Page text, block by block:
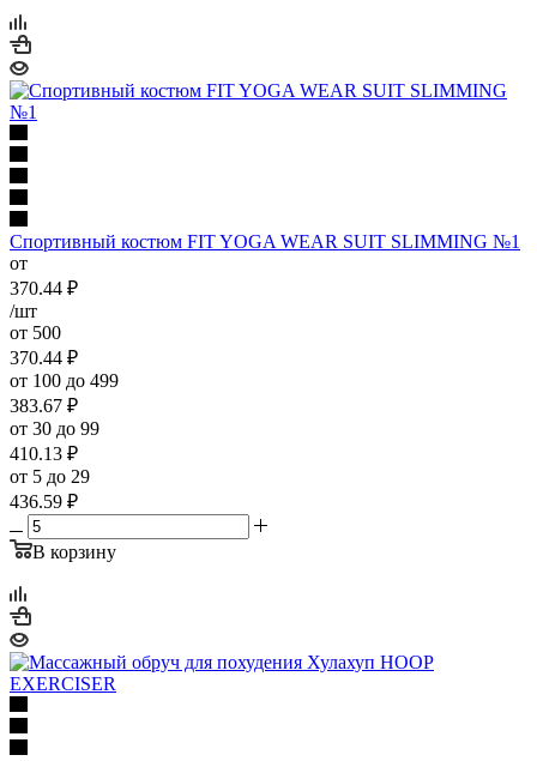
Спортивный костюм FIT YOGA WEAR SUIT SLIMMING №1
от
370.44 ₽
/шт
от 500
370.44 ₽
от 100 до 499
383.67 ₽
от 30 до 99
410.13 ₽
от 5 до 29
436.59 ₽
В корзину